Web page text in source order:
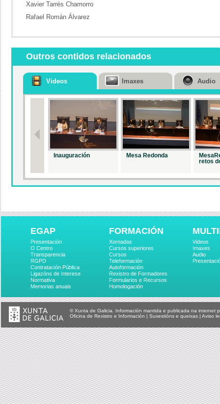
Xavier Tarrés Chamorro
Rafael Román Álvarez
Outros contidos relacionados
Videos
Inauguración Mesa Redonda
retos
Imaxes Audio
EGAP
Presentación
O Centro
Transparencia
RGPD
Contratación Pública
Ligazóns de Interese
Normativa
Memorias anuais
FORMACIÓN
Xornadas
Cursos superiores
Cursos
Teleformación
Autoformación
Rexistro de Formadores
Formularios e Recursos
Homologación
Videos
Imaxes
Audio
© Xunta de Galicia. Información mantida e publicada na internet
Oficina de Rexistro e Información | Suxestións e queixas | Aviso